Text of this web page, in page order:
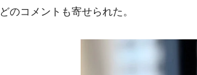
どのコメントも寄せられた。